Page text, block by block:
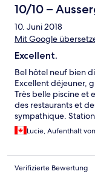
10/10 –
10. Juni 2018
Mit Google
Excellent.
Bel hôtel neuf bien
Excellent déjeuner,
Très belle piscine et
des restaurants et
sympathique.
Lucie, Aufenthalt
Verifizierte Bewertung